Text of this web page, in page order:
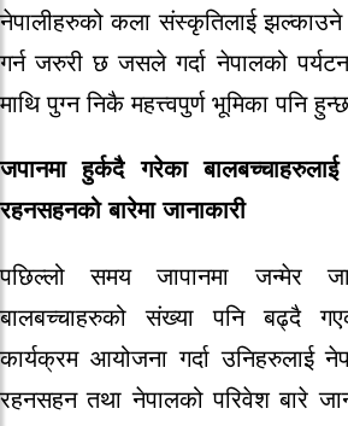
नेपालीहरुको कला संस्कृतिलाई
गर्न जरुरी छ जसले गर्दा नेपालको
माथि पुग्न निकै महत्त्वपुर्ण भूमिका पनि
जपानमा हुर्कदै गरेका
रहनसहनको बारेमा जानाकारी
पछिल्लो समय जापानमा जन्मेर
बालबच्चाहरुको संख्या पनि बढ्दै
कार्यक्रम आयोजना गर्दा उनिहरुलाई
रहनसहन तथा नेपालको परिवेश बारे